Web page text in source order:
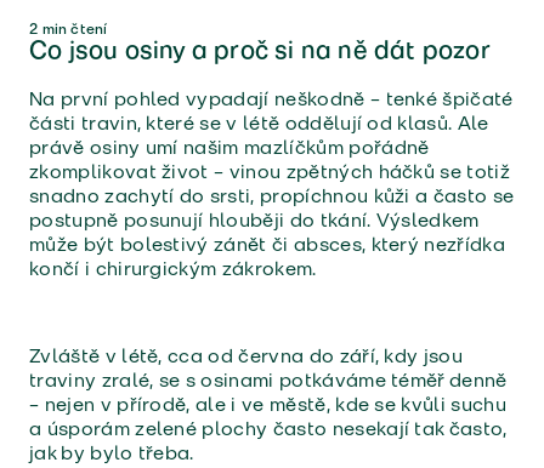
2 min čtení
Co jsou osiny a proč si na ně dát pozor
Na první pohled vypadají neškodně – tenké špičaté
části travin, které se v létě oddělují od klasů. Ale
právě osiny umí našim mazlíčkům pořádně
zkomplikovat život – vinou zpětných háčků se totiž
snadno zachytí do srsti, propíchnou kůži a často se
postupně posunují hlouběji do tkání. Výsledkem
může být bolestivý zánět či absces, který nezřídka
končí i chirurgickým zákrokem.
Zvláště v létě, cca od června do září, kdy jsou
traviny zralé, se s osinami potkáváme téměř denně
– nejen v přírodě, ale i ve městě, kde se kvůli suchu
a úsporám zelené plochy často nesekají tak často,
jak by bylo třeba.